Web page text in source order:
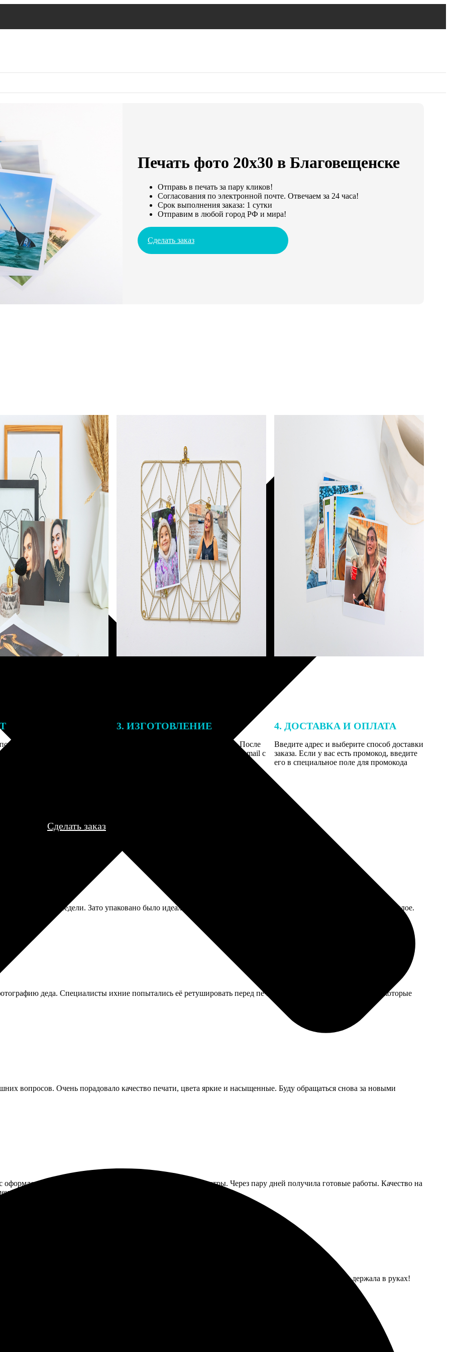
Печать фото 20х30 в Благовещенске
Отправь в печать за пару кликов!
Согласования по электронной почте. Отвечаем за 24 часа!
Срок выполнения заказа: 1 сутки
Отправим в любой город РФ и мира!
Сделать заказ
заказа к печати
могут связаться с Вами
телефону или email для
деталей.
3. ИЗГОТОВЛЕНИЕ
Оплатите заказ банковской картой. После
оплаты получите подтверждение на email с
описанием заказа. Когда отправим заказ
4. ДОСТАВКА И ОПЛАТА
Введите адрес и выберите способ доставки
заказа. Если у вас есть промокод, введите
его в специальное поле для промокода
Сделать заказ
почти три недели. Зато упаковано было идеально — в жесткий конверт с пузырчатой пленкой внутри, всё целое.
деда. Специалисты ихние попытались её ретушировать перед печатью, получилось сносно, хотя некоторые
вопросов. Очень порадовало качество печати, цвета яркие и насыщенные. Буду обращаться снова за новыми
оформления. Зашла на сайт, загрузила фото, выбрала параметры. Через пару дней получила готовые работы. Качество на
всё быстро и качественно. Интуитивный сайт, просто выбрать и загрузить. Через пару дней уже держала в руках!